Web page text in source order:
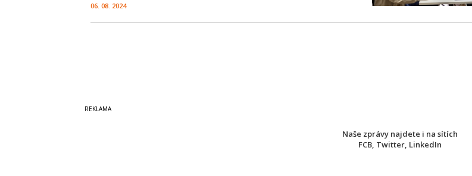
06. 08. 2024
Naše zprávy najdete i na sítích
FCB, Twitter, LinkedIn